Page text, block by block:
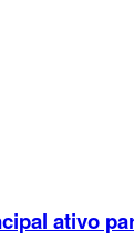
ativo